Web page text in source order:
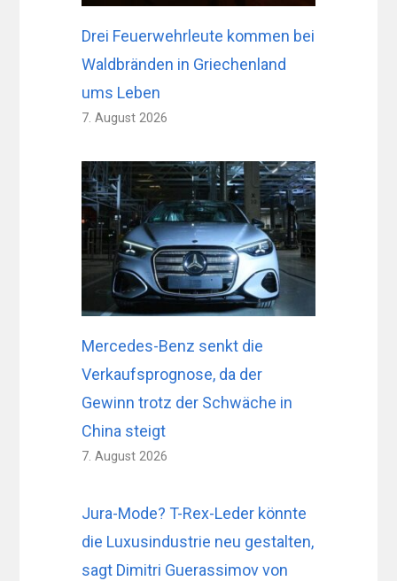
Drei Feuerwehrleute kommen bei
Waldbränden in Griechenland
ums Leben
7. August 2026
Mercedes-Benz senkt die
Verkaufsprognose, da der
Gewinn trotz der Schwäche in
China steigt
7. August 2026
Jura-Mode? T-Rex-Leder könnte
die Luxusindustrie neu gestalten,
sagt Dimitri Guerassimov von